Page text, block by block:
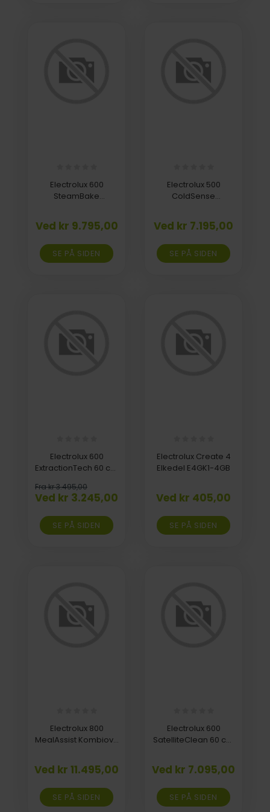
Electrolux 600
SteamBake
cm med katalyse
(delvis selvrens)
SteamBake
LKI66440NX
Ved kr 9.795,00
SE PÅ SIDEN
Electrolux 500
ColdSense
cm Integreret
LNS5LE18S
Ved kr 7.195,00
SE PÅ SIDEN
Electrolux 600
ExtractionTech 60 cm
Fra kr 3.495,00
Ved kr 3.245,00
SE PÅ SIDEN
Electrolux Create 4
Elkedel E4GK1-4GB
Ved kr 405,00
SE PÅ SIDEN
Electrolux 800
MealAssist Kombiovn
COM900CB
Ved kr 11.495,00
SE PÅ SIDEN
Electrolux 600
SatelliteClean 60 cm
Ved kr 7.095,00
SE PÅ SIDEN